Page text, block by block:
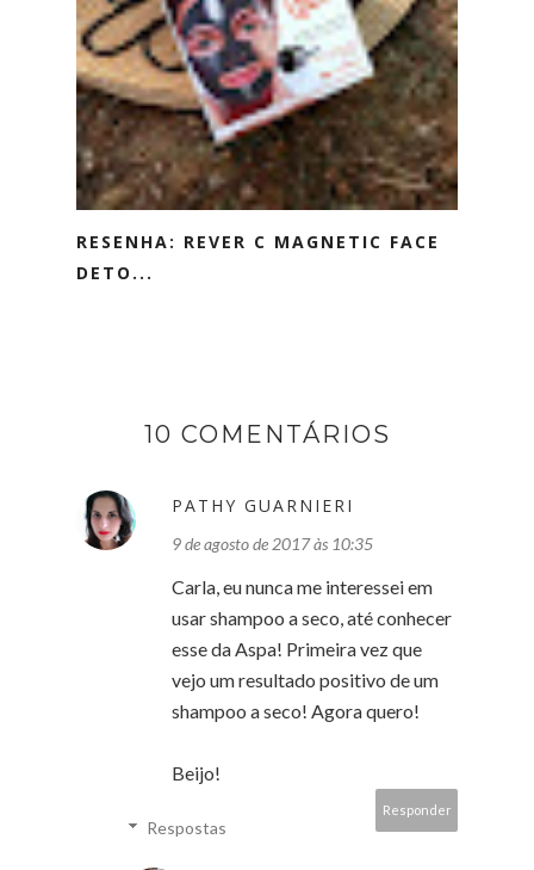
RESENHA: REVER C MAGNETIC FACE
DETO...
10 COMENTÁRIOS
PATHY GUARNIERI
9 de agosto de 2017 às 10:35
Carla, eu nunca me interessei em
usar shampoo a seco, até conhecer
esse da Aspa! Primeira vez que
vejo um resultado positivo de um
shampoo a seco! Agora quero!
Beijo!
Responder
Respostas